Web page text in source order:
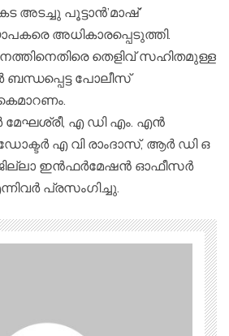
അടച്ചു പൂട്ടാൻ’മാഷ്’
അധികാരപ്പെടുത്തി.
തെളിവ് സഹിതമുള്ള
പോലീസ്
മേഘശ്രീ, എ ഡി എം. എൻ
എ വി രാംദാസ്, ആർ ഡി ഒ
ജില്ലാ ഇൻഫർമേഷൻ ഓഫീസർ
പ്രസംഗിച്ചു.